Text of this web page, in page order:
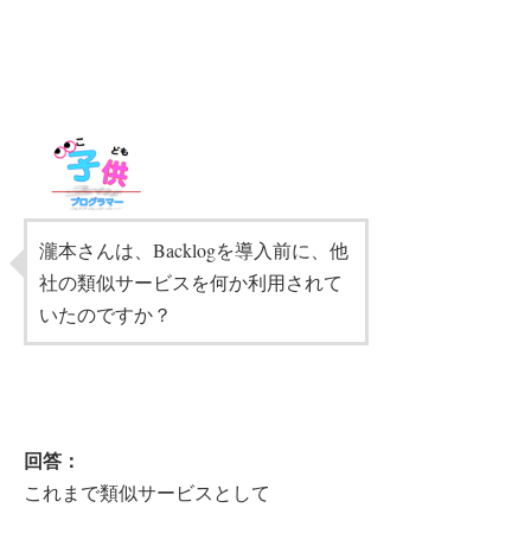
瀧本さんは、Backlogを導入前に、他
社の類似サービスを何か利用されて
いたのですか？
回答：
これまで類似サービスとして